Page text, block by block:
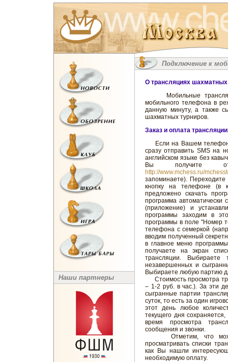
Наши партнеры
Подключение к
О трансляциях
Мобильные
мобильного телефона в
данную минуту, а также
шахматных турниров.
Заказ и оплата
Если на Вашем телефоне
сразу отправить SMS на
английском языке без
Вы получите
http://www.mchess.ru/
запоминаете).
кнопку на телефоне (в
предложено скачать
программа автоматически
(приложение) и
программы заходим в
программы в поле "Номер
телефона с семеркой
вводим полученный
в главное меню
получаете на экран
трансляции.
незавершенных и
Выбираете любую партию
Стоимость просмотра
– 1-2 руб. в час.). За эти
сыгранные партии
суток, то есть за один
этот день любое
текущего дня
время просмотра
сообщения и звонки.
Отметим, что можно
просматривать списки
как Вы нашли
необходимую оплату.